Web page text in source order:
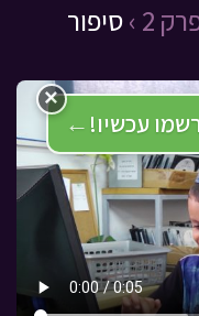
2 ›
סיפור
עכשיו! ←
×